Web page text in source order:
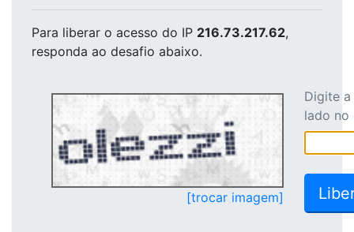
Para liberar o acesso do IP 216.73.217.62,
responda ao desafio abaixo.
[trocar imagem]
Digite
lado no